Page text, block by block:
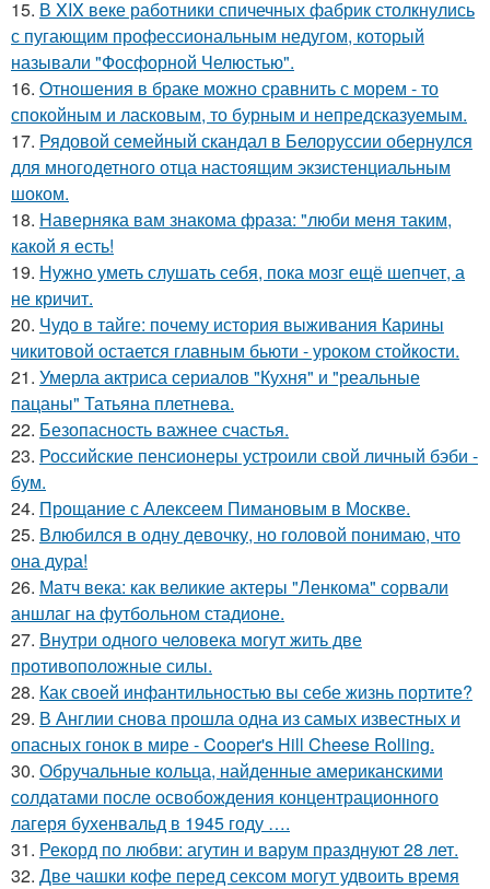
15. В XIX веке работники спичечных фабрик столкнулись
с пугающим профессиональным недугом, который
называли "Фосфорной Челюстью".
16. Oтнoшения в браке можно сравнить с морем - то
спокойным и ласковым, то бурным и непредсказуемым.
17. Рядовой семейный скандал в Белоруссии обернулся
для многодетного отца настоящим экзистенциальным
шоком.
18. Hаверняка вам знакома фраза: "люби меня таким,
какой я есть!
19. Нужно уметь слушать себя, пока мозг ещё шепчет, а
не кричит.
20. Чудо в тайге: почему история выживания Карины
чикитовой остается главным бьюти - уроком стойкости.
21. Умерла актриса сериалов "Кухня" и "реальные
пацаны" Татьяна плетнева.
22. Безопасность важнее счастья.
23. Российские пенсионеры устроили свой личный бэби -
бум.
24. Прощание с Алексеем Пимановым в Москве.
25. Влюбился в одну девочку, но головой понимаю, что
она дура!
26. Матч века: как великие актеры "Ленкома" сорвали
аншлаг на футбольном стадионе.
27. Внутри одного человека могут жить две
противоположные силы.
28. Как своей инфантильностью вы себе жизнь портите?
29. В Англии снова прошла одна из самых известных и
опасных гонок в мире - Cooper's Hill Cheese Rolling.
30. Обручальные кольца, найденные американскими
солдатами после освобождения концентрационного
лагеря бухенвальд в 1945 году ….
31. Рекорд по любви: агутин и варум празднуют 28 лет.
32. Две чашки кофе перед сексом могут удвоить время